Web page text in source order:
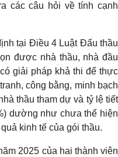
các câu hỏi về tính cạnh
tại Điều 4 Luật Đấu thầu
được nhà thầu, nhà đầu
giải pháp khả thi để thực
công bằng, minh bạch
thầu tham dự và tỷ lệ tiết
dường như chưa thể hiện
kinh tế của gói thầu.
2025 của hai thành viên